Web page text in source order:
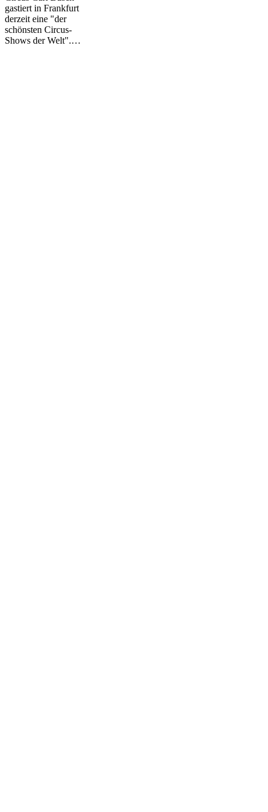
gastiert in Frankfurt
derzeit eine "der
schönsten Circus-
Shows der Welt".…